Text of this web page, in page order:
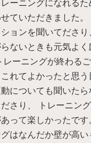
ーニングになれる
せていただきました
ョンを聞いてださり
ないときも元気よく
レーニングが終わる
れてよかったと思う
についても聞いた
さり、 トレーニン
って楽しかったです
はなんだか壁が高い